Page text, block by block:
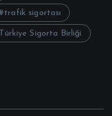
trafik sigortası
Türkiye Sigorta Birliği